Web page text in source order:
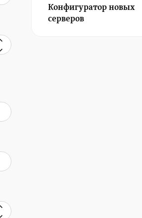
Конфигуратор новых
серверов